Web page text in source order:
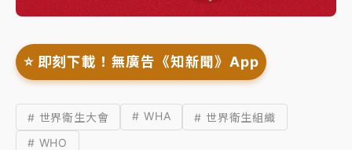
⭐️ 即刻下載！無廣告《知新聞》App
# 世界衛生大會 # WHA
# 世界衛生組織
# WHO